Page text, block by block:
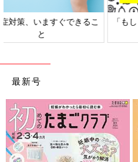
日本外来小児科学会リーフレッ
最新号